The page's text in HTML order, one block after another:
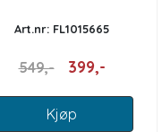
Art.nr: FL1015665
549,- 399,-
Kjøp